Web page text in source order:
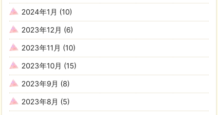
2024年1月 (10)
2023年12月 (6)
2023年11月 (10)
2023年10月 (15)
2023年9月 (8)
2023年8月 (5)